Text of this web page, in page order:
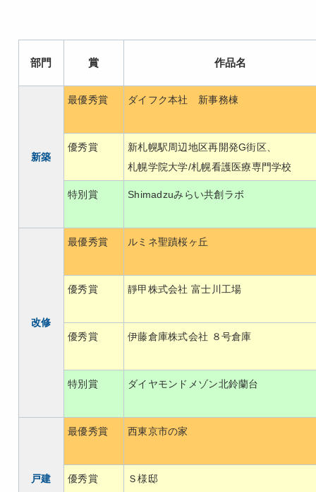
部門 賞 作品名
新築
最優秀賞 ダイフク本社 新事務棟
優秀賞
新札幌駅周辺地区再開発G街区、
札幌学院大学/札幌看護医療専門学校
特別賞 Shimadzuみらい共創ラボ
改修
最優秀賞 ルミネ聖蹟桜ヶ丘
優秀賞 靜甲株式会社 富士川工場
優秀賞 伊藤倉庫株式会社 ８号倉庫
特別賞 ダイヤモンドメゾン北鈴蘭台
戸建
最優秀賞 西東京市の家
優秀賞 Ｓ様邸